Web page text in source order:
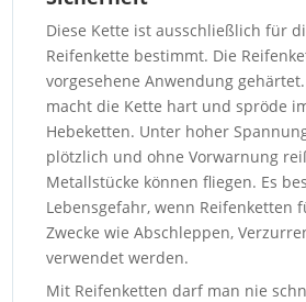
Diese Kette ist ausschließlich für
Reifenkette bestimmt. Die
vorgesehene Anwendung
macht die Kette hart und spröde
Hebeketten. Unter hoher
plötzlich und ohne Vorwarnung
Metallstücke können fliegen. Es
Lebensgefahr, wenn Reifenketten
Zwecke wie Abschleppen,
verwendet werden.
Mit Reifenketten darf man nie